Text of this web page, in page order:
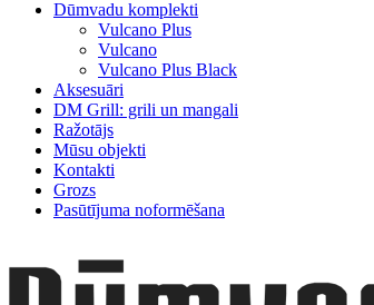
Dūmvadu komplekti
Vulcano Plus
Vulcano
Vulcano Plus Black
Aksesuāri
DM Grill: grili un mangali
Ražotājs
Mūsu objekti
Kontakti
Grozs
Pasūtījuma noformēšana